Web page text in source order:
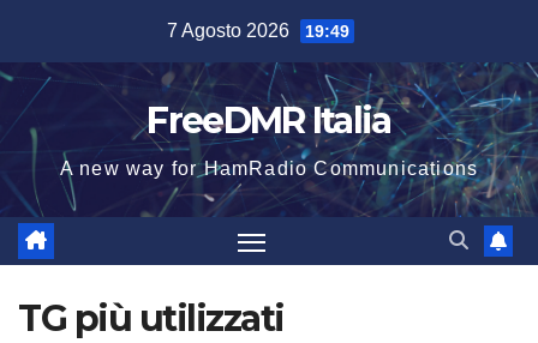
contenuto
7 Agosto 2026 19:49
FreeDMR Italia
A new way for HamRadio Communications
TG più utilizzati